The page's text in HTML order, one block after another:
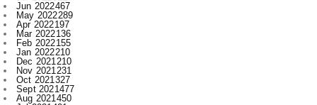
Jan 2022210
Dec 2021210
Nov 2021231
Oct 2021327
Sept 2021477
Aug 2021450
Jul 2021421
Jun 2021396
May 2021393
Apr 2021340